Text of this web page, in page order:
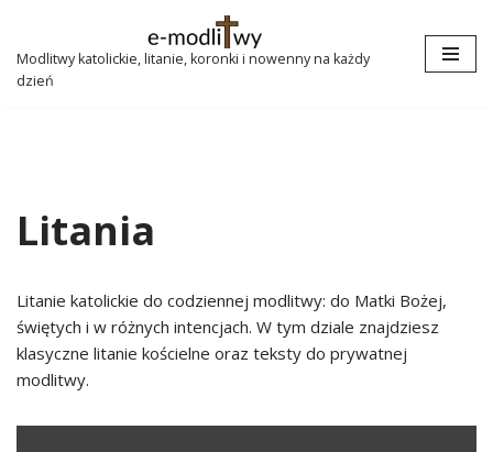
Przejdź
do
Modlitwy katolickie, litanie, koronki i nowenny na każdy
dzień
Litania
Litanie katolickie do codziennej modlitwy: do Matki Bożej,
świętych i w różnych intencjach. W tym dziale znajdziesz
klasyczne litanie kościelne oraz teksty do prywatnej
modlitwy.